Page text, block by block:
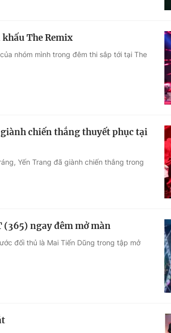
The Remix
nhóm mình trong đêm thi sắp tới tại The
chiến thắng thuyết phục tại
Yến Trang đã giành chiến thắng trong
(365) ngay đêm mở màn
đối thủ là Mai Tiến Dũng trong tập mở